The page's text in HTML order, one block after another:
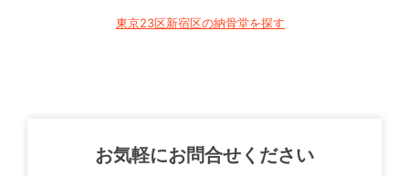
東京23区新宿区の納骨堂を探す
お気軽にお問合せください